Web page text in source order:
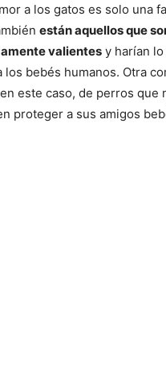
a los gatos es solo una
están aquellos que
valientes y harían
los bebés humanos. Otra
este caso, de perros que
proteger a sus amigos